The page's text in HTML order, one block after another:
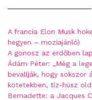
A francia Elon Musk
hegyen – moziajánló)
A gonosz az erdőben
Ádám Péter: „Még a
bevallják, hogy sokszor
kötetekben, tíz-húsz
Bernadette: a Jacques